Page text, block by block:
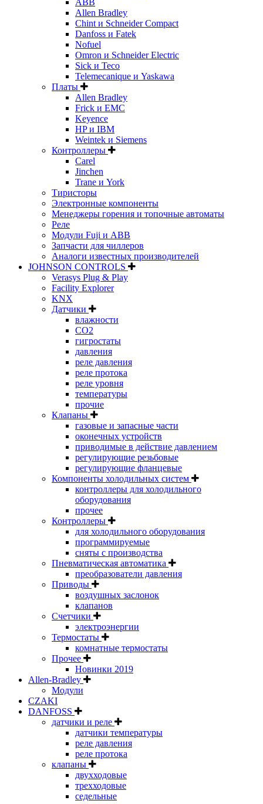
Allen Bradley
Chint и Schneider Compact
Danfoss и Fatek
Nofuel
Omron и Schneider Electric
Sick и Teco
Telemecanique и Yaskawa
Платы
Allen Bradley
Frick и EMC
Keyence
HP и IBM
Weintek и Siemens
Контроллеры
Carel
Jinchen
Trane и York
Тиристоры
Электронные компоненты
Менеджеры горения и топочные автоматы
Реле
Модули Fuji и ABB
Запчасти для чиллеров
Аналоги известных производителей
JOHNSON CONTROLS
Verasys Plug & Play
Facility Explorer
KNX
Датчики
влажности
CO2
гигростаты
давления
реле давления
реле протока
реле уровня
температуры
прочие
Клапаны
газовые и запасные части
оконечных устройств
приводимые в действие давлением
регулирующие резьбовые
регулирующие фланцевые
Компоненты холодильных систем
контроллеры для холодильного
оборудования
прочее
Контроллеры
для холодильного оборудования
программируемые
сняты с производства
Пневматическая автоматика
преобразователи давления
Приводы
воздушных заслонок
клапанов
Счетчики
электроэнергии
Термостаты
комнатные термостаты
Прочее
Новинки 2019
Allen-Bradley
Модули
CZAKI
DANFOSS
датчики и реле
датчики температуры
реле давления
реле протока
клапаны
двухходовые
трехходовые
седельные